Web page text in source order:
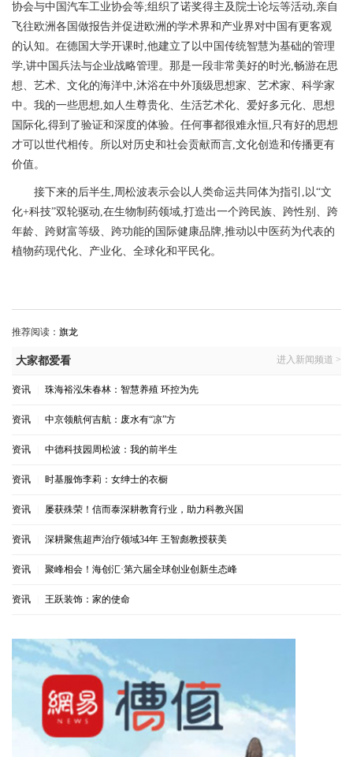
协会与中国汽车工业协会等;组织了诺奖得主及院士论坛等活动,亲自
飞往欧洲各国做报告并促进欧洲的学术界和产业界对中国有更客观
的认知。在德国大学开课时,他建立了以中国传统智慧为基础的管理
学,讲中国兵法与企业战略管理。那是一段非常美好的时光,畅游在思
想、艺术、文化的海洋中,沐浴在中外顶级思想家、艺术家、科学家
中。我的一些思想,如人生尊贵化、生活艺术化、爱好多元化、思想
国际化,得到了验证和深度的体验。任何事都很难永恒,只有好的思想
才可以世代相传。所以对历史和社会贡献而言,文化创造和传播更有
价值。
接下来的后半生,周松波表示会以人类命运共同体为指引,以“文
化+科技”双轮驱动,在生物制药领域,打造出一个跨民族、跨性别、跨
年龄、跨财富等级、跨功能的国际健康品牌,推动以中医药为代表的
植物药现代化、产业化、全球化和平民化。
推荐阅读： 旗龙
大家都爱看 进入新闻频道 >
资讯 珠海裕泓朱春林：智慧养殖 环控为先
资讯 中京领航何吉航：废水有“凉”方
资讯 中德科技园周松波：我的前半生
资讯 时基服饰李莉：女绅士的衣橱
资讯 屡获殊荣！信而泰深耕教育行业，助力科教兴国
资讯 深耕聚焦超声治疗领域34年 王智彪教授获美
资讯 聚峰相会！海创汇·第六届全球创业创新生态峰
资讯 王跃装饰：家的使命